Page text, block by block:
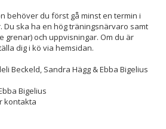
behöver du först gå minst en termin i
ska ha en hög träningsnärvaro samt
grenar) och uppvisningar. Om du är
dig i kö via hemsidan.
Beckeld, Sandra Hägg & Ebba Bigelius
Bigelius
kontakta